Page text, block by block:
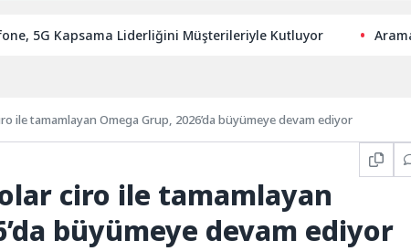
5G Kapsama Liderliğini Müşterileriyle Kutluyor
ile tamamlayan Omega Grup, 2026’da büyümeye devam ediyor
ciro ile tamamlayan
büyümeye devam ediyor